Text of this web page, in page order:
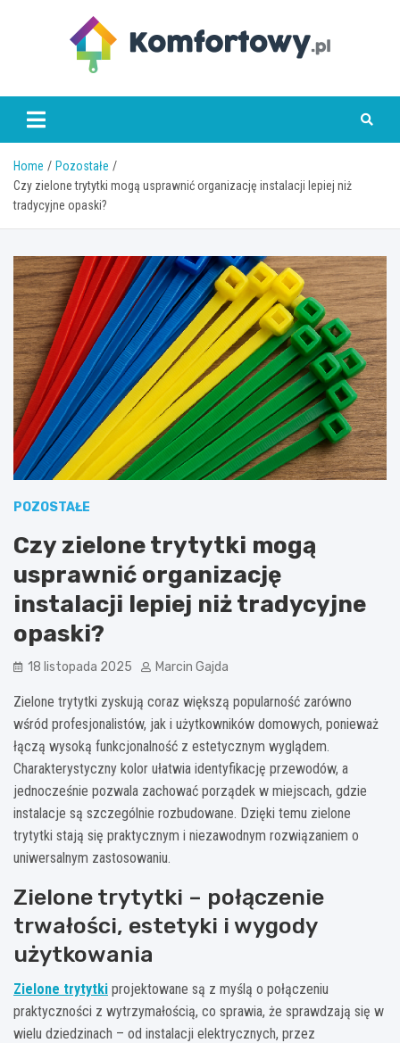
komfortowy.pl
Home
Pozostałe
Czy zielone trytytki mogą usprawnić organizację instalacji lepiej niż
tradycyjne opaski?
POZOSTAŁE
Czy zielone trytytki mogą
usprawnić organizację
instalacji lepiej niż tradycyjne
opaski?
18 listopada 2025 Marcin Gajda
Zielone trytytki zyskują coraz większą popularność zarówno
wśród profesjonalistów, jak i użytkowników domowych, ponieważ
łączą wysoką funkcjonalność z estetycznym wyglądem.
Charakterystyczny kolor ułatwia identyfikację przewodów, a
jednocześnie pozwala zachować porządek w miejscach, gdzie
instalacje są szczególnie rozbudowane. Dzięki temu zielone
trytytki stają się praktycznym i niezawodnym rozwiązaniem o
uniwersalnym zastosowaniu.
Zielone trytytki – połączenie
trwałości, estetyki i wygody
użytkowania
Zielone trytytki projektowane są z myślą o połączeniu
praktyczności z wytrzymałością, co sprawia, że sprawdzają się w
wielu dziedzinach – od instalacji elektrycznych, przez